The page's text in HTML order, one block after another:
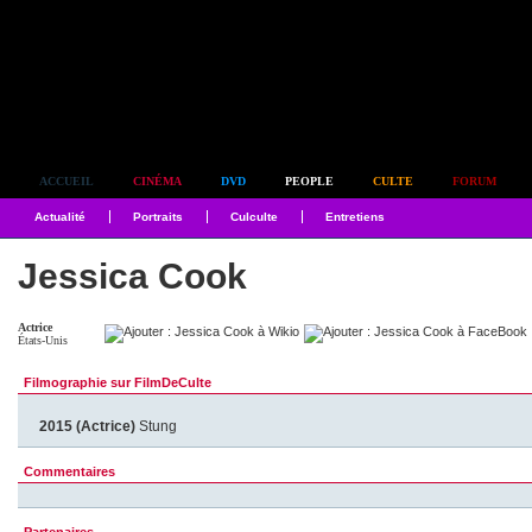
ACCUEIL CINÉMA DVD PEOPLE CULTE FORUM
Actualité Portraits Culculte Entretiens
Jessica Cook
Actrice
États-Unis
Filmographie sur FilmDeCulte
2015 (Actrice) Stung
Commentaires